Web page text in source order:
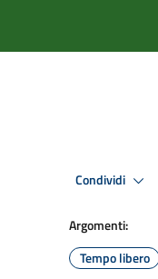
Condividi
Argomenti:
Tempo libero